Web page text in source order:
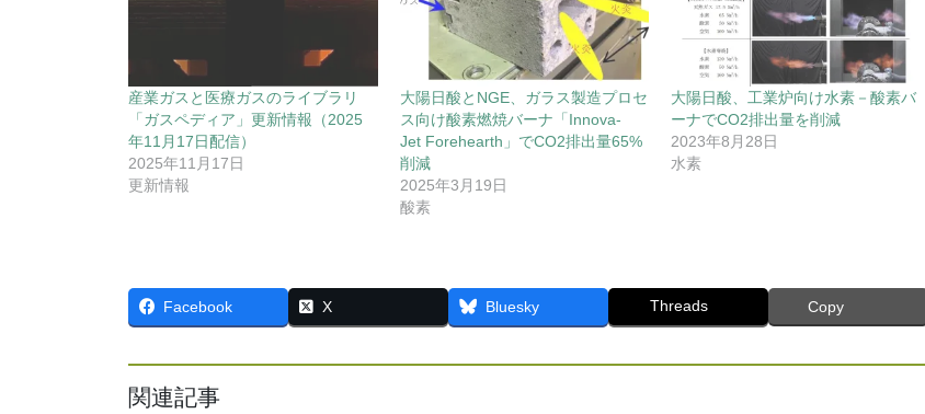
産業ガスと医療ガスのライブラリ
「ガスペディア」更新情報（2025
年11月17日配信）
2025年11月17日
更新情報
大陽日酸とNGE、ガラス製造プロセ
ス向け酸素燃焼バーナ「Innova-
Jet Forehearth」でCO2排出量65%
削減
2025年3月19日
酸素
大陽日酸、工業炉向け水素－酸素バ
ーナでCO2排出量を削減
2023年8月28日
水素
Facebook X Bluesky Threads Copy
関連記事